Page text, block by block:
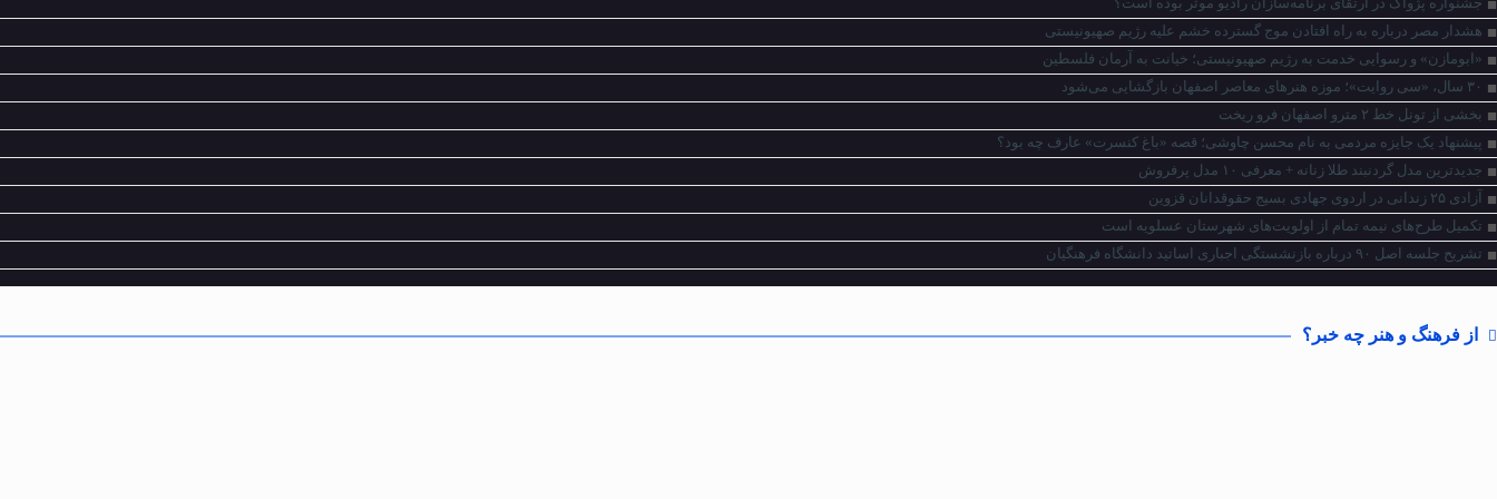
هشدار مصر درباره به راه افتادن موج گسترده خشم علیه رژیم صهیونیستی
«ابومازن» و رسوایی خدمت به رژیم صهیونیستی؛ خیانت به آرمان فلسطین
۳۰ سال، «سی روایت»؛ موزه هنرهای معاصر اصفهان بازگشایی می‌شود
بخشی از تونل خط ۲ مترو اصفهان فرو ریخت
پیشنهاد یک جایزه مردمی به نام محسن چاوشی؛ قصه «باغ کنسرت» عارف چه بود؟
جدیدترین مدل گردنبند طلا زنانه + معرفی ۱۰ مدل پرفروش
آزادی ۲۵ زندانی در اردوی جهادی بسیج حقوقدانان قزوین
تکمیل طرح‌های نیمه تمام از اولویت‌های شهرستان عسلویه است
تشریح جلسه اصل ۹۰ درباره بازنشستگی اجباری اساتید دانشگاه فرهنگیان
از فرهنگ و هنر چه خبر؟